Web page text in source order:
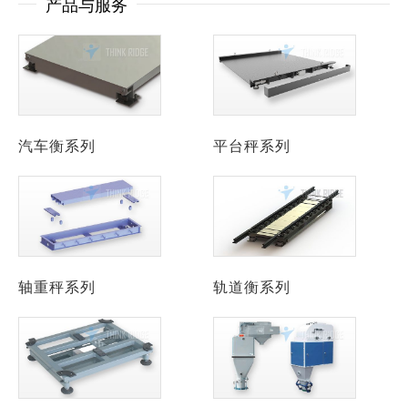
汽车衡系列 平台秤系列
轴重秤系列 轨道衡系列